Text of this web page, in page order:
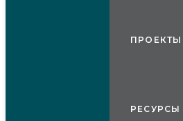
ПРОЕКТЫ
РЕСУРСЫ